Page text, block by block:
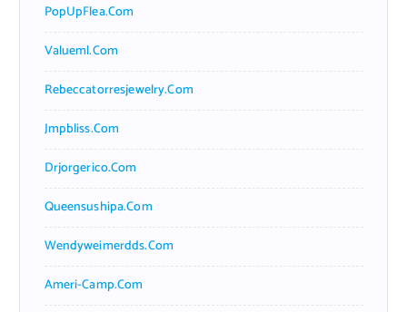
PopUpFlea.com
Valueml.com
Rebeccatorresjewelry.com
Jmpbliss.com
Drjorgerico.com
Queensushipa.com
Wendyweimerdds.com
Ameri-Camp.com